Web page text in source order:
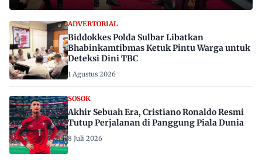
ADVERTORIAL
Biddokkes Polda Sulbar Libatkan
Bhabinkamtibmas Ketuk Pintu Warga untuk
Deteksi Dini TBC
1 Agustus 2026
SOSOK
Akhir Sebuah Era, Cristiano Ronaldo Resmi
Tutup Perjalanan di Panggung Piala Dunia
8 Juli 2026